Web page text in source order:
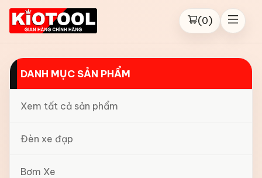
(0)
DANH MỤC SẢN PHẨM
Xem tất cả sản phẩm
Đèn xe đạp
Bơm Xe